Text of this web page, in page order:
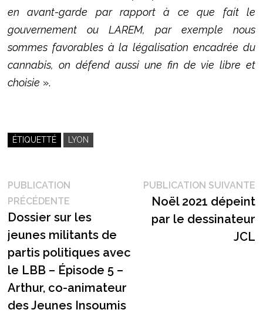
en avant-garde par rapport à ce que fait le
gouvernement ou LAREM, par exemple nous
sommes favorables à la légalisation encadrée du
cannabis, on défend aussi une fin de vie libre et
choisie ».
ÉTIQUETTÉ LYON
Navigation
de
l’article
PUBLICATION
PRÉCÉDENTEPublication
précédente :
Dossier sur les
jeunes militants de
partis politiques avec
le LBB – Épisode 5 –
Arthur, co-animateur
des Jeunes Insoumis
PUBLICATION SUIVANTE
Noël 2021 dépeint
par le dessinateur
JCL